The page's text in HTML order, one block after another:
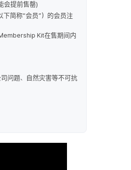
会提前售罄)
下简称“会员”）的会员注
Kit在售期间内
问题、自然灾害等不可抗